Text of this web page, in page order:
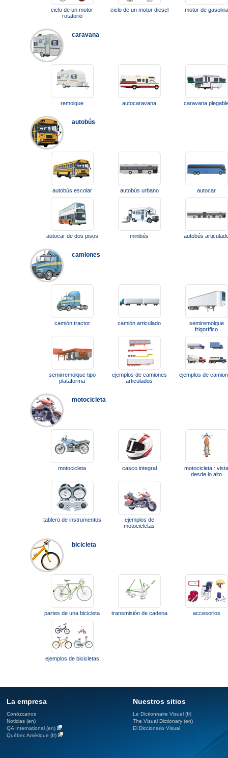
ciclo de un motor
rotatorio
ciclo de un motor diesel motor de gasolina
caravana
remolque autocaravana caravana
autobús
autobús escolar autobús urbano autocar
autocar de dos pisos minibús autobús
camiones
camión tractor camión articulado
semiremolque
frigorífico
semirremolque tipo
plataforma
ejemplos de camiones
articulados
ejemplos de
motocicleta
motocicleta casco integral
motocicleta : vista
desde lo alto
tablero de instrumentos
ejemplos de
motocicletas
bicicleta
partes de una bicicleta transmisión de cadena accesorios
ejemplos de bicicletas
La empresa
Conózcanos
Noticias (en)
QA International (en)
Québec Amérique (fr)
Nuestros sitios
Le Dictionnaire Visuel (fr)
The Visual Dictionary (en)
El Diccionario Visual